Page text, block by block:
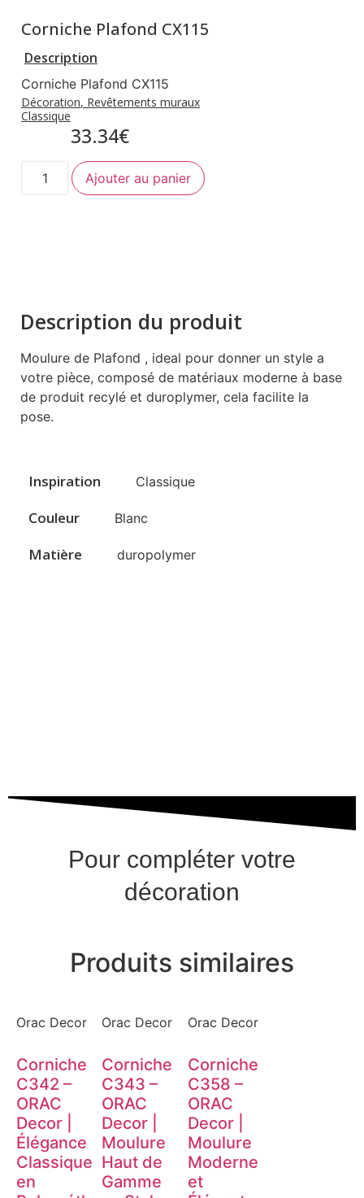
Corniche Plafond CX115
Description
Corniche Plafond CX115
Décoration, Revêtements muraux
Classique
33.34€
Ajouter au panier
Description du produit
Moulure de Plafond , ideal pour donner un style a
votre pièce, composé de matériaux moderne à base
de produit recylé et duroplymer, cela facilite la
pose.
Inspiration Classique
Couleur Blanc
Matière duropolymer
Pour compléter votre
décoration
Produits similaires
Orac Decor
Corniche
C342 –
ORAC
Decor |
Élégance
Classique
en
Orac Decor
Corniche
C343 –
ORAC
Decor |
Moulure
Haut de
Gamme
Orac Decor
Corniche
C358 –
ORAC
Decor |
Moulure
Moderne
et